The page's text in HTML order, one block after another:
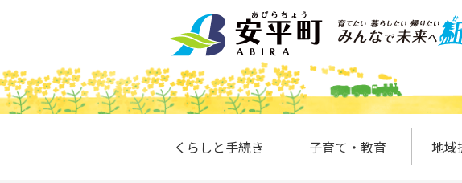
くらしと手続き 子育て・教育 地域